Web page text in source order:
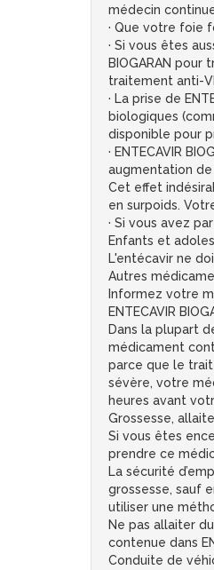
médecin
· Que votre foie
· Si vous êtes
BIOGARAN
traitement anti-
· La prise de
biologiques
disponible pour
· ENTECAVIR
augmentation
Cet effet
en surpoids.
· Si vous avez
Enfants et
L'entécavir ne
Autres
Informez votre
ENTECAVIR
Dans la plupart
médicament
parce que le
sévère, votre
heures avant
Grossesse,
Si vous êtes
prendre ce
La sécurité
grossesse, sauf
utiliser une
Ne pas allaiter
contenue dans
Conduite de